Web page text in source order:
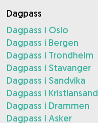
Dagpass
Dagpass i Oslo
Dagpass i Bergen
Dagpass i Trondheim
Dagpass i Stavanger
Dagpass i Sandvika
Dagpass i Kristiansand
Dagpass i Drammen
Dagpass i Asker